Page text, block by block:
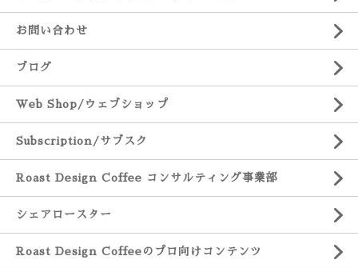
お問い合わせ
ブログ
Web Shop/ウェブショップ
Subscription/サブスク
Roast Design Coffee コンサルティング事業部
シェアロースター
Roast Design Coffeeのプロ向けコンテンツ